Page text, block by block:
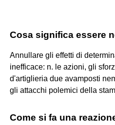
Cosa significa essere
Annullare gli effetti di
inefficace: n. le azioni, gli
d'artiglieria due avamposti
gli attacchi polemici della
Come si fa una